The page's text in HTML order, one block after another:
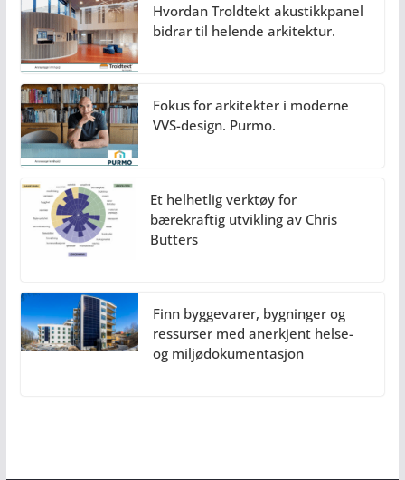
Hvordan Troldtekt akustikkpanel
bidrar til helende arkitektur.
Fokus for arkitekter i moderne
VVS-design. Purmo.
Et helhetlig verktøy for
bærekraftig utvikling av Chris
Butters
Finn byggevarer, bygninger og
ressurser med anerkjent helse-
og miljødokumentasjon